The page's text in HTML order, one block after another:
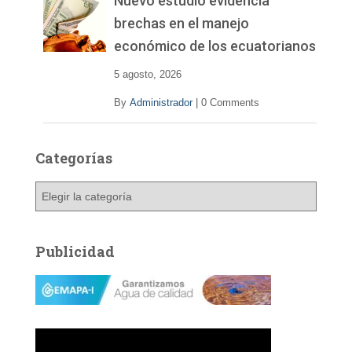
brechas en el manejo
económico de los ecuatorianos
5 agosto, 2026
By Administrador 0 Comments
Categorías
g
o
a
Publicidad